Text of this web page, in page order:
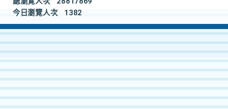
今日瀏覽人次
1382